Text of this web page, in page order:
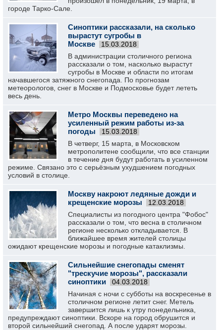
городе Тарко-Сале.
Синоптики рассказали, на сколько
вырастут сугробы в
Москве
15.03.2018
В администрации столичного региона
рассказали о том, насколько вырастут
сугробы в Москве и области по итогам
начавшегося затяжного снегопада. По прогнозам
метеорологов, снег в Москве и Подмосковье будет лететь
весь день.
Метро Москвы переведено на
усиленный режим работы из-за
погоды
15.03.2018
В четверг, 15 марта, в Московском
метрополитене сообщили, что все станции
в течение дня будут работать в усиленном
режиме. Связано это с серьёзным ухудшением погодных
условий в столице.
Москву накроют ледяные дожди и
крещенские морозы
12.03.2018
Специалисты из погодного центра "Фобос"
рассказали о том, что весна в столичном
регионе несколько откладывается. В
ближайшее время жителей столицы
ожидают крещенские морозы и погодные катаклизмы.
Сильнейшие снегопады сменят
"трескучие морозы", рассказали
синоптики
04.03.2018
Начиная с ночи с субботы на воскресенье в
столичном регионе летит снег. Метель
завершится лишь к утру понедельника,
предупреждают синоптики. Вскоре на город обрушится и
второй сильнейший снегопад. А после ударят морозы.